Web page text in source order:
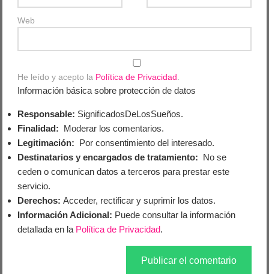
Web
He leído y acepto la Política de Privacidad
Información básica sobre protección de datos
Responsable: SignificadosDeLosSueños.
Finalidad: Moderar los comentarios.
Legitimación: Por consentimiento del interesado.
Destinatarios y encargados de tratamiento: No se
ceden o comunican datos a terceros para prestar este
servicio.
Derechos: Acceder, rectificar y suprimir los datos.
Información Adicional: Puede consultar la información
detallada en la Política de Privacidad.